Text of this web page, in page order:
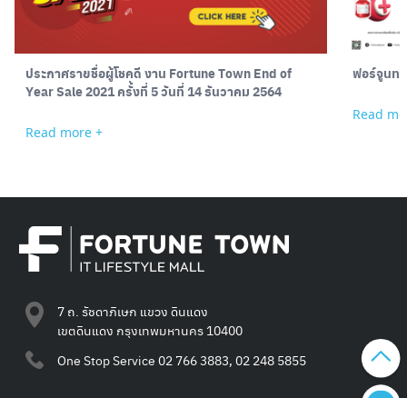
ประกาศรายชื่อผู้โชคดี งาน Fortune Town End of
Year Sale 2021 ครั้งที่ 5 วันที่ 14 ธันวาคม 2564
Read more +
ฟอร์จูนท
Read
7 ถ. รัชดาภิเษก แขวง ดินแดง
เขตดินแดง กรุงเทพมหานคร 10400
One Stop Service 02 766 3883, 02 248 5855